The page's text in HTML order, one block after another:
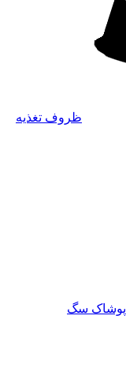
ظروف تغذیه
پوشاک سگ